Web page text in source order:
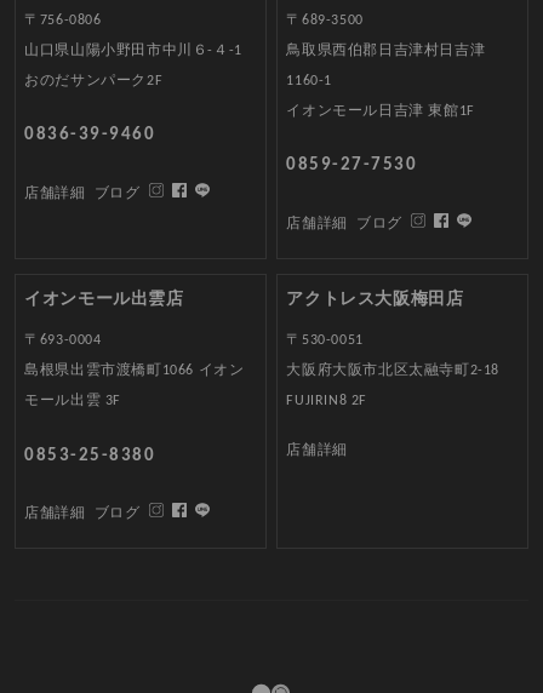
〒756-0806
山口県山陽小野田市中川６-４-1
おのだサンパーク2F
0836-39-9460
店舗詳細 ブログ
〒689-3500
鳥取県西伯郡日吉津村日吉津
1160-1
イオンモール日吉津 東館1F
0859-27-7530
店舗詳細 ブログ
イオンモール出雲店
〒693-0004
島根県出雲市渡橋町1066 イオン
モール出雲 3F
0853-25-8380
店舗詳細 ブログ
アクトレス大阪梅田店
〒530-0051
大阪府大阪市北区太融寺町2-18
FUJIRIN8 2F
店舗詳細